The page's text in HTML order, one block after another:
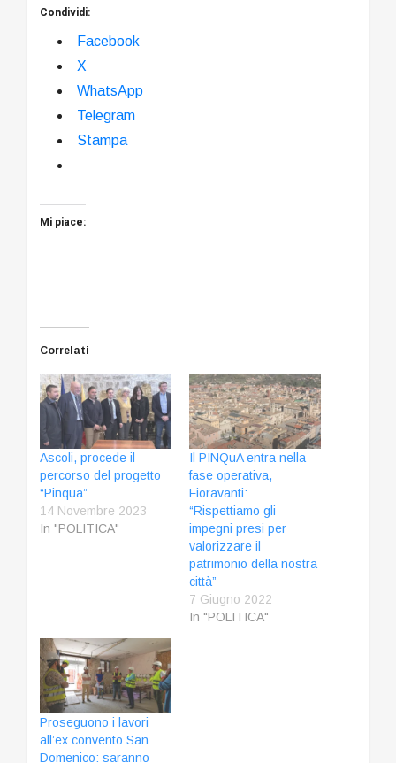
Condividi:
Facebook
X
WhatsApp
Telegram
Stampa
Mi piace:
Correlati
Ascoli, procede il
percorso del progetto
“Pinqua”
14 Novembre 2023
In "POLITICA"
Il PINQuA entra nella
fase operativa,
Fioravanti:
“Rispettiamo gli
impegni presi per
valorizzare il
patrimonio della nostra
città”
7 Giugno 2022
In "POLITICA"
Proseguono i lavori
all’ex convento San
Domenico: saranno